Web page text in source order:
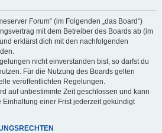
Forum“ (im Folgenden „das Board“)
mit dem Betreiber des Boards ab (im
erklärst dich mit den nachfolgenden
nicht einverstanden bist, so darfst du
Für die Nutzung des Boards gelten
veröffentlichten Regelungen.
auf unbestimmte Zeit geschlossen und kann
einer Frist jederzeit gekündigt